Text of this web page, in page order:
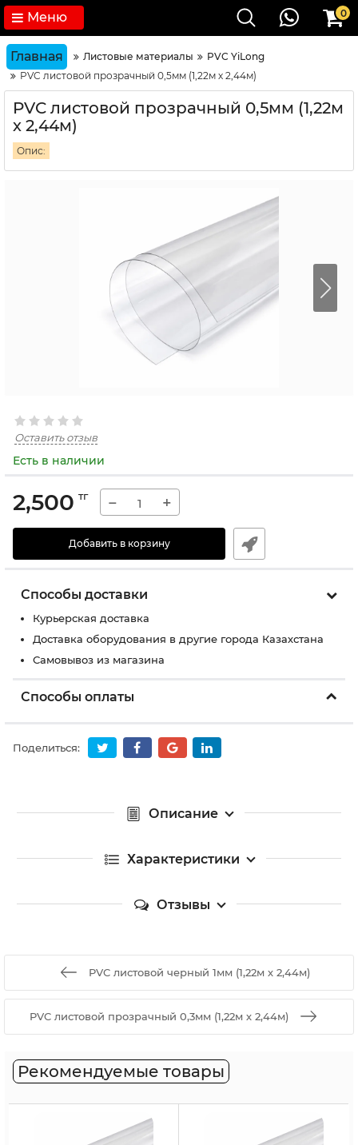
Меню 0
Главная Листовые материалы
PVC YiLong
PVC листовой прозрачный 0,5мм (1,22м х 2,44м)
PVC листовой прозрачный 0,5мм (1,22м
х 2,44м)
Опис:
Оставить отзыв
Есть в наличии
2,500 тг − +
Добавить в корзину
Способы доставки
Курьерская доставка
Доставка оборудования в другие города Казахстана
Самовывоз из магазина
Способы оплаты
Поделиться:
Описание
Характеристики
Отзывы
PVC листовой черный 1мм (1,22м х 2,44м)
PVC листовой прозрачный 0,3мм (1,22м х 2,44м)
Рекомендуемые товары